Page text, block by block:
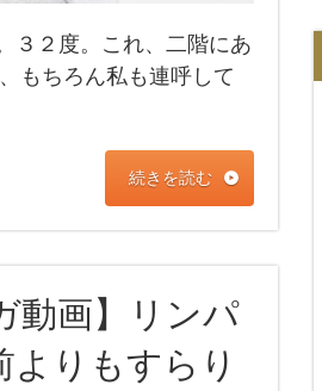
２度。これ、二階にあ
もちろん私も連呼して
続きを読む
動画】リンパ
よりもすらり